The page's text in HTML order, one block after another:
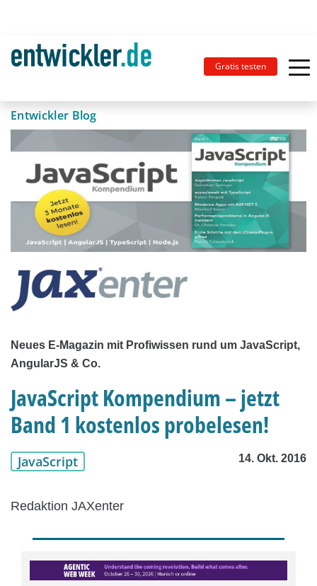
Gratis testen
Entwickler Blog
Neues E-Magazin mit Profiwissen rund um JavaScript,
AngularJS & Co.
JavaScript Kompendium – jetzt
Band 1 kostenlos probelesen!
JavaScript 14. Okt. 2016
Redaktion JAXenter